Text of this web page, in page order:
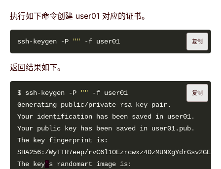
执行如下命令创建 user01 对应的证书。
ssh-keygen -P "" 复制
返回结果如下。
$ ssh-keygen -P ""
The key'
复制